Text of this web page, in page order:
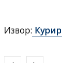
Извор: Курир